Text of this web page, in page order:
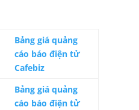
Bảng giá quảng
cáo báo điện tử
Cafebiz
Bảng giá quảng
cáo báo điện tử